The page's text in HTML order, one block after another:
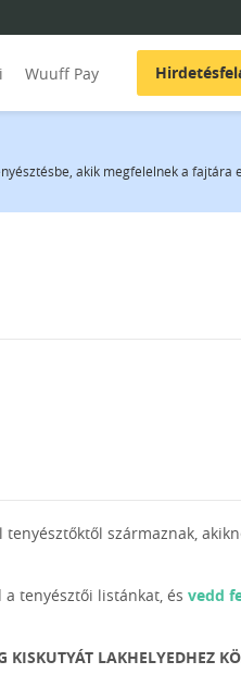
Wuuff Pay
akik megfelelnek a
tenyésztőktől származnak,
tenyésztői listánkat, és vedd
KISKUTYÁT LAKHELYEDHEZ